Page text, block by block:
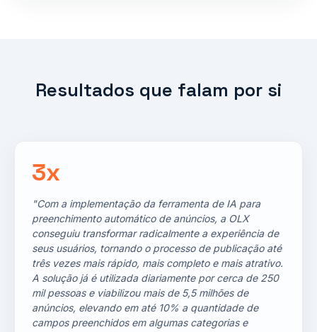
Resultados que falam por si
3x
"Com a implementação da ferramenta de IA para
preenchimento automático de anúncios, a OLX
conseguiu transformar radicalmente a experiência de
seus usuários, tornando o processo de publicação até
três vezes mais rápido, mais completo e mais atrativo.
A solução já é utilizada diariamente por cerca de 250
mil pessoas e viabilizou mais de 5,5 milhões de
anúncios, elevando em até 10% a quantidade de
campos preenchidos em algumas categorias e